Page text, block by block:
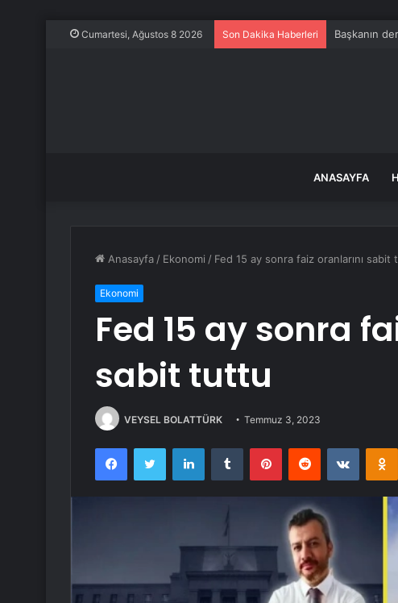
Cumartesi, Ağustos 8 2026 Son Dakika Haberleri Başkanın
ANASAYFA
Anasayfa / Ekonomi / Fed 15 ay sonra faiz oranlarını sabit
Ekonomi
Fed 15 ay sonra
sabit tuttu
VEYSEL BOLATTÜRK Temmuz 3, 2023
FacebookTwitter LinkedInTumblr PinterestReddit